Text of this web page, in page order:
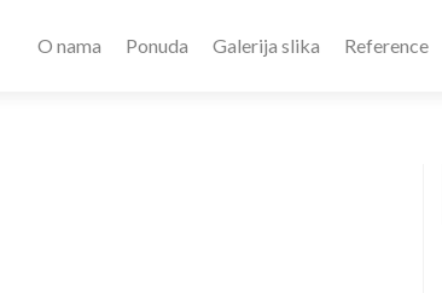
O nama Ponuda Galerija slika Reference